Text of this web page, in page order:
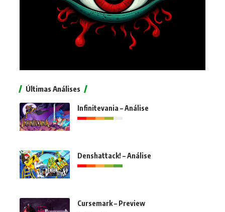
Últimas Análises
Infinitevania – Análise
Denshattack! – Análise
Cursemark – Preview